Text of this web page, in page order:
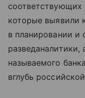
соответствующих
которые выявили
в планировании и
разведаналитики,
называемого
вглубь